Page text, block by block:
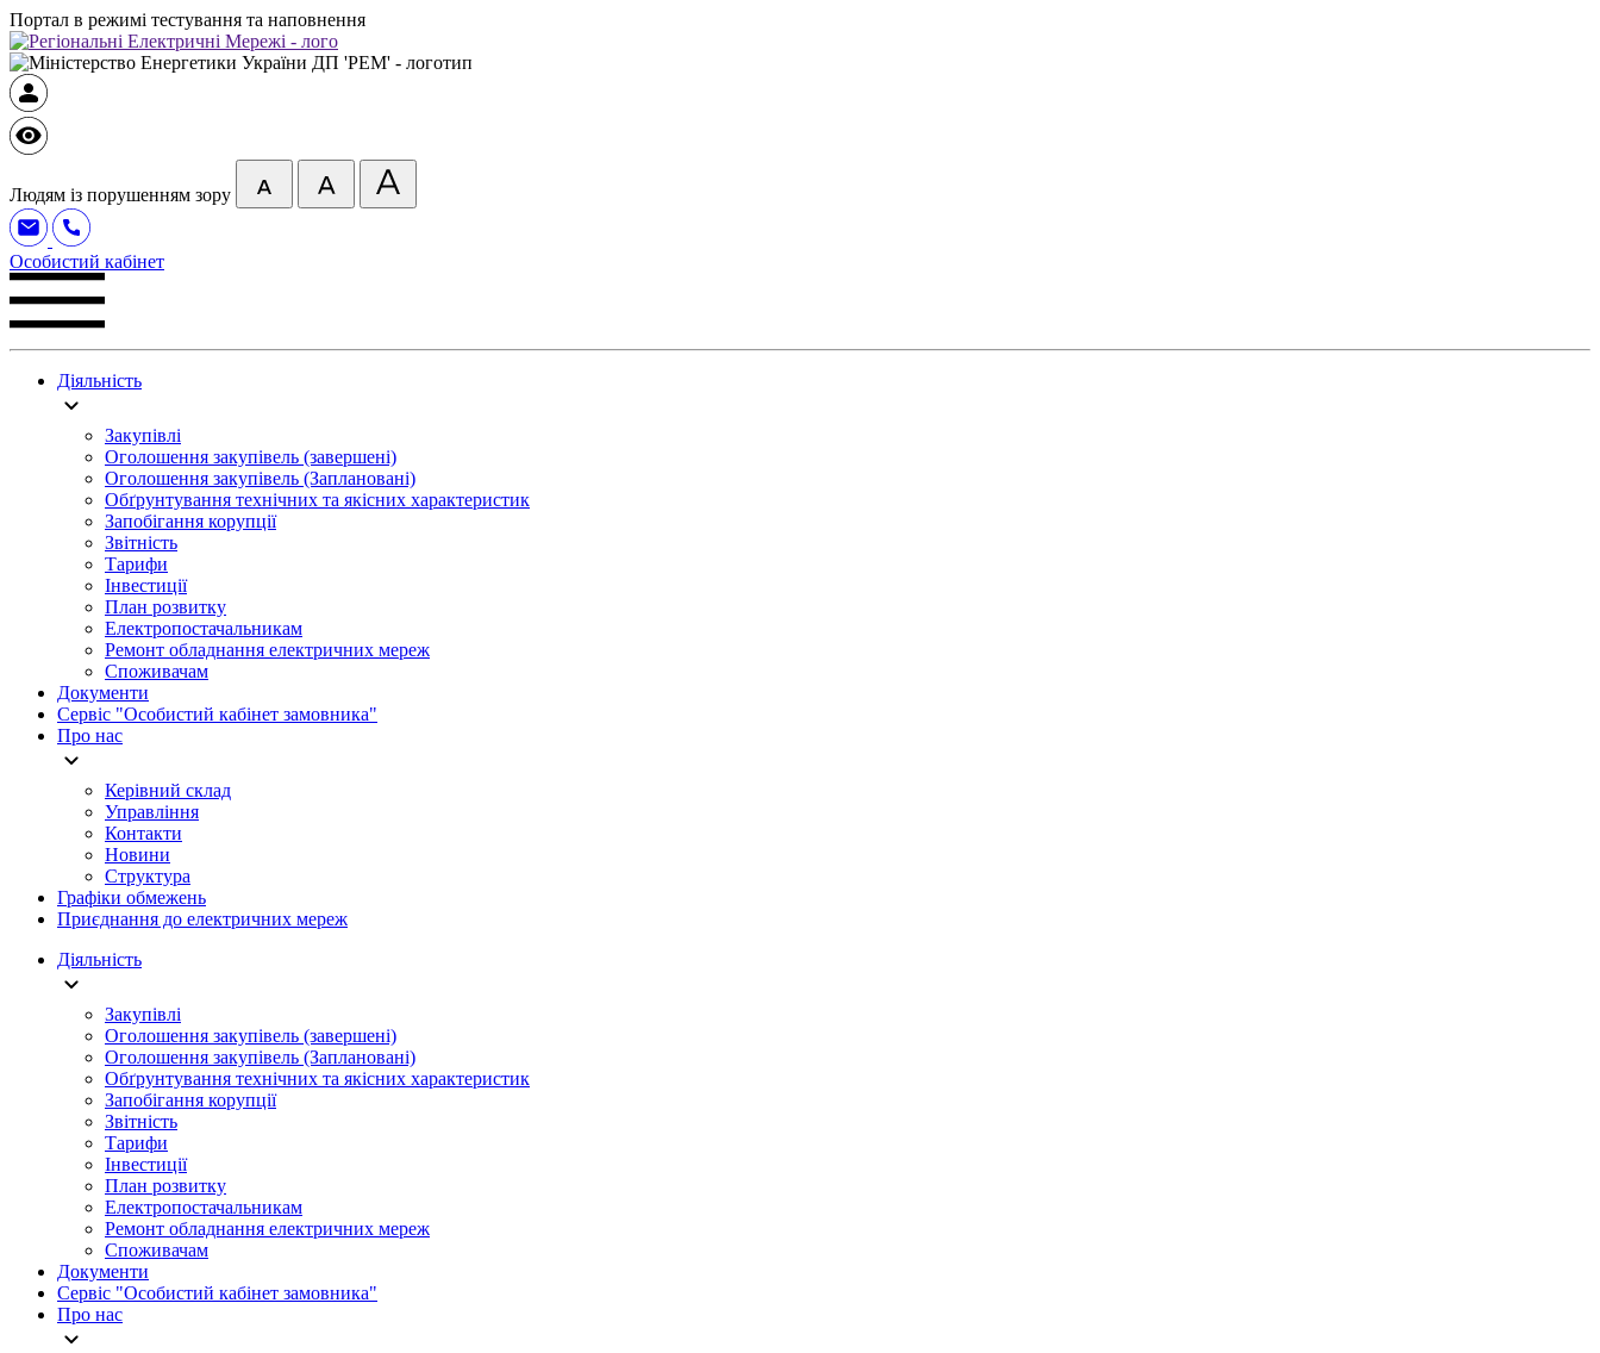
Портал в режимі тестування та наповнення
Людям із порушенням зору
Особистий кабінет
Діяльність
Закупівлі
Оголошення закупівель (завершені)
Оголошення закупівель (Заплановані)
Обґрунтування технічних та якісних характеристик
Запобігання корупції
Звітність
Тарифи
Інвестиції
План розвитку
Електропостачальникам
Ремонт обладнання електричних мереж
Споживачам
Документи
Сервіс "Особистий кабінет замовника"
Про нас
Керівний склад
Управління
Контакти
Новини
Структура
Графіки обмежень
Приєднання до електричних мереж
Діяльність
Закупівлі
Оголошення закупівель (завершені)
Оголошення закупівель (Заплановані)
Обґрунтування технічних та якісних характеристик
Запобігання корупції
Звітність
Тарифи
Інвестиції
План розвитку
Електропостачальникам
Ремонт обладнання електричних мереж
Споживачам
Документи
Сервіс "Особистий кабінет замовника"
Про нас